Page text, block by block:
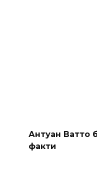
Антуан Ватто
факти